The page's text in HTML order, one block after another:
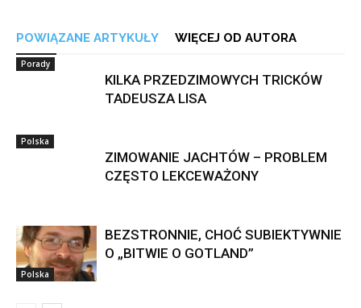
POWIĄZANE ARTYKUŁY WIĘCEJ OD AUTORA
Porady
KILKA PRZEDZIMOWYCH TRICKÓW
TADEUSZA LISA
Polska
ZIMOWANIE JACHTÓW – PROBLEM
CZĘSTO LEKCEWAŻONY
Polska
BEZSTRONNIE, CHOĆ SUBIEKTYWNIE
O „BITWIE O GOTLAND”